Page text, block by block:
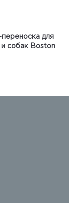
переноска для
собак Boston